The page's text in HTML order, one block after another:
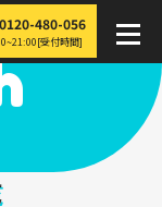
0120-480-056
受付時間]